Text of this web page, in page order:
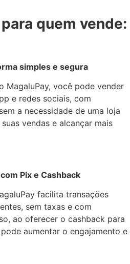
quem vende:
simples e segura
MagaluPay, você pode vender
e redes sociais, com
a necessidade de uma loja
vendas e alcançar mais
Pix e Cashback
facilita transações
sem taxas e com
ao oferecer o cashback para
aumentar o engajamento e